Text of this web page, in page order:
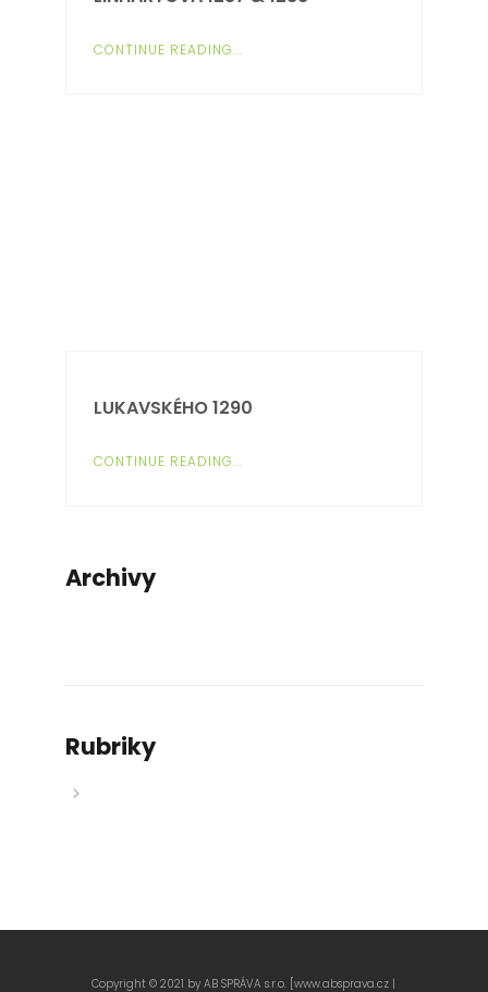
CONTINUE READING...
LUKAVSKÉHO 1290
CONTINUE READING...
Archivy
Rubriky
Copyright © 2021 by AB SPRÁVA s.r.o. [www.absprava.cz |